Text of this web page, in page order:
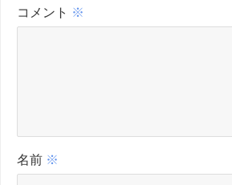
コメント ※
名前 ※